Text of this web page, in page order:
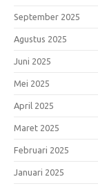
September 2025
Agustus 2025
Juni 2025
Mei 2025
April 2025
Maret 2025
Februari 2025
Januari 2025